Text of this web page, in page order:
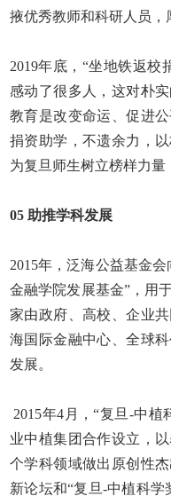
掖优秀教师和科研人员，
2019年底，“坐地铁返校
感动了很多人，这对朴
教育是改变命运、促进
捐资助学，不遗余力，
为复旦师生树立榜样力量
05 助推学科发展
2015年，泛海公益基金
金融学院发展基金”，用
家由政府、高校、企业
海国际金融中心、全球
发展。
2015年4 月，“复旦 -中植
业中植集团合作设立，
个学科领域做出原创性
新论坛和“复旦-中植科学